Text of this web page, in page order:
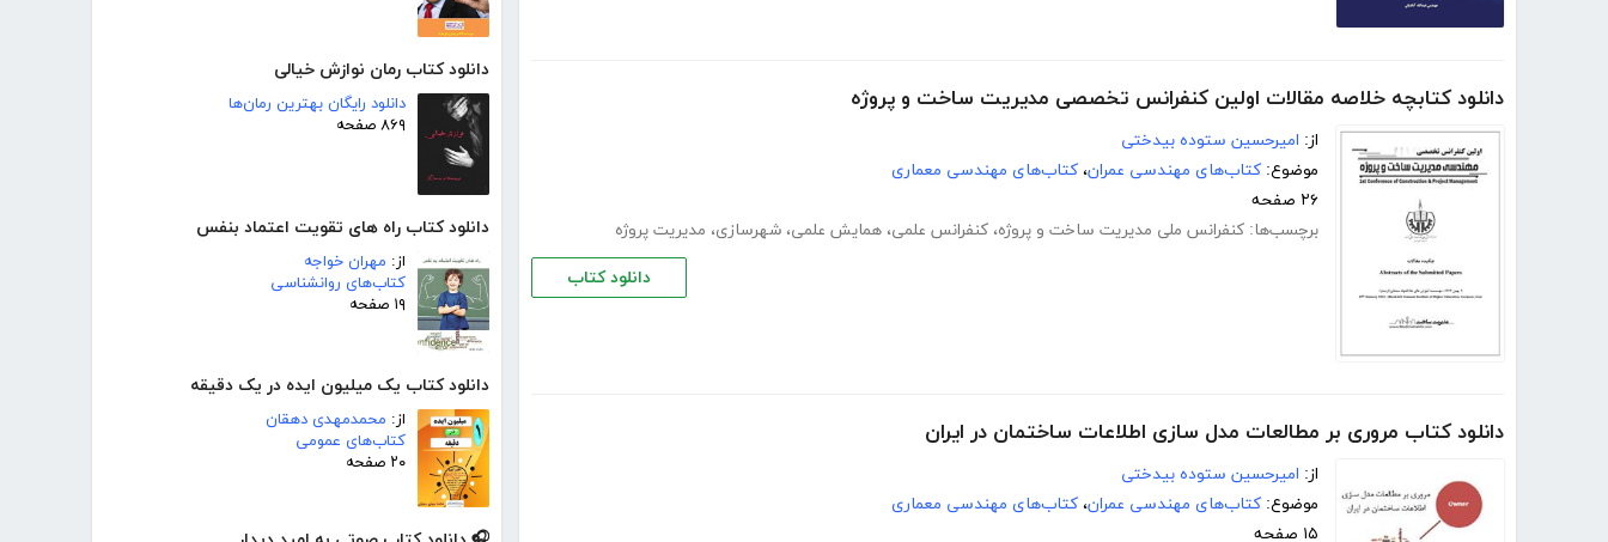
دانلود کتاب رمان نوازش خیالی
دانلود رایگان بهترین رمان‌ها
۸۶۹ صفحه
دانلود کتاب راه های تقویت اعتماد بنفس
از: مهران خواجه
کتاب‌های روانشناسی
۱۹ صفحه
دانلود کتاب یک میلیون ایده در یک دقیقه
از: محمدمهدی دهقان
کتاب‌های عمومی
۲۰ صفحه
دانلود کتابچه خلاصه مقالات اولین کنفرانس تخصصی مدیریت ساخت و پروژه
از: امیرحسین ستوده بیدختی
موضوع: کتاب‌های مهندسی عمران، کتاب‌های مهندسی معماری
۲۶ صفحه
برچسب‌ها: کنفرانس ملی مدیریت ساخت و پروژه، کنفرانس علمی، همایش علمی، شهرسازی، مدیریت پروژه
دانلود کتاب
دانلود کتاب مروری بر مطالعات مدل سازی اطلاعات ساختمان در ایران
از: امیرحسین ستوده بیدختی
موضوع: کتاب‌های مهندسی عمران، کتاب‌های مهندسی معماری
۱۵ صفحه